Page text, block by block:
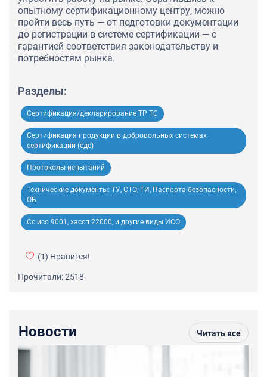
опытному сертификационному центру, можно
пройти весь путь — от подготовки документации
до регистрации в системе сертификации — с
гарантией соответствия законодательству и
потребностям рынка.
Разделы:
Сертификация/декларирование ТР ТС
Сертификация продукции в добровольных системах
сертификации (сдс)
Протоколы испытаний
Технические документы: ТУ, СТО, ТИ, Паспорта безопасности,
ОБ
Сс исо 9001, хассп 22000, и другие виды ИСО
(1) Нравится!
Прочитали: 2518
Новости Читать все